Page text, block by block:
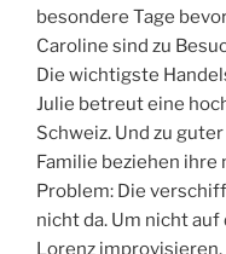
besondere Tage
Caroline sind zu
Die wichtigste
Julie betreut eine
Schweiz. Und zu
Familie beziehen ihre
Problem: Die
nicht da. Um nicht
Lorenz improvisieren.